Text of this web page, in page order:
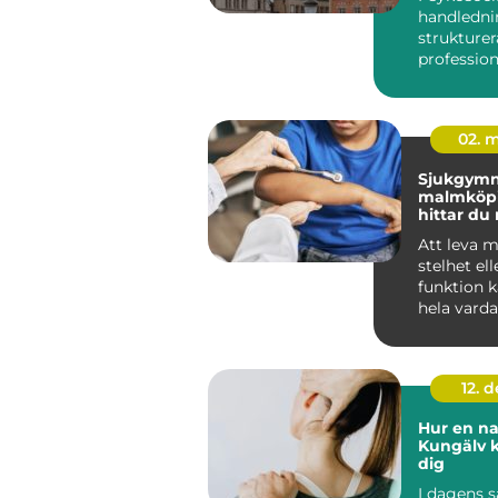
arbete
arbetar
02.
hittar du
Att leva
stelhet
funktion
hela
12.
Hur en
Kungälv
dig
I dagens